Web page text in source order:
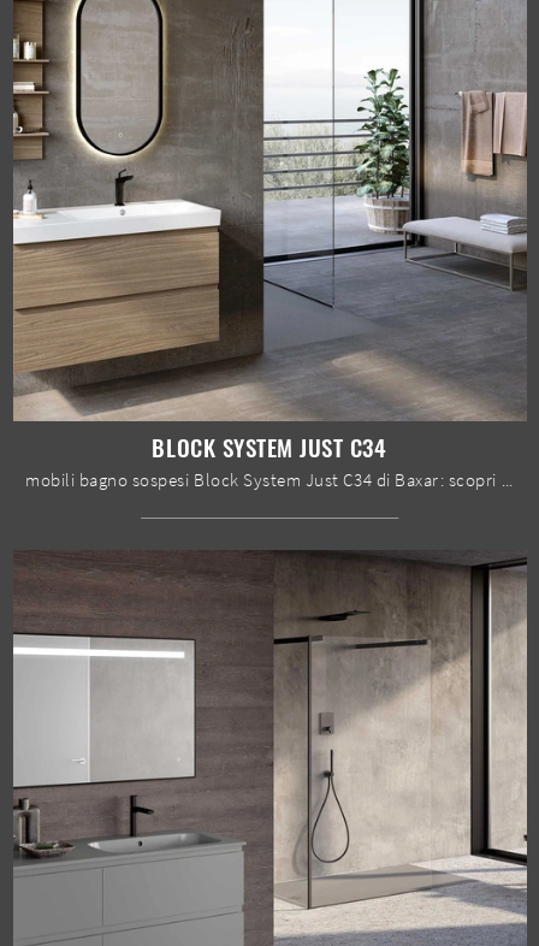
BLOCK SYSTEM JUST C34